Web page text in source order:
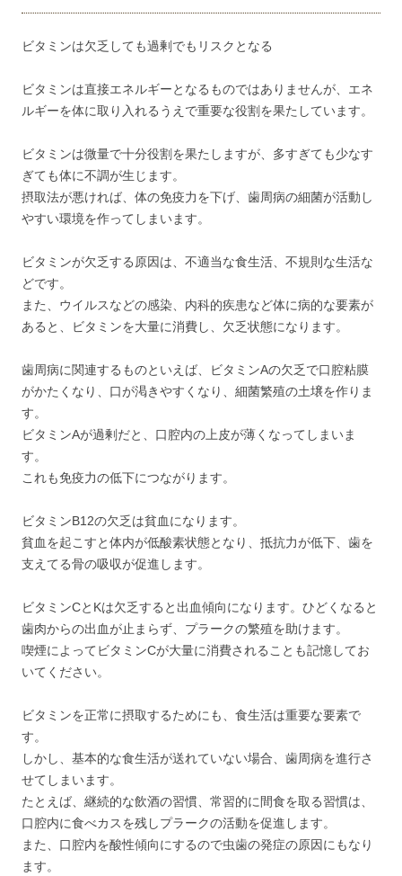
ビタミンは欠乏しても過剰でもリスクとなる
ビタミンは直接エネルギーとなるものではありませんが、エネ
ルギーを体に取り入れるうえで重要な役割を果たしています。
ビタミンは微量で十分役割を果たしますが、多すぎても少なす
ぎても体に不調が生じます。
摂取法が悪ければ、体の免疫力を下げ、歯周病の細菌が活動し
やすい環境を作ってしまいます。
ビタミンが欠乏する原因は、不適当な食生活、不規則な生活な
どです。
また、ウイルスなどの感染、内科的疾患など体に病的な要素が
あると、ビタミンを大量に消費し、欠乏状態になります。
歯周病に関連するものといえば、ビタミンAの欠乏で口腔粘膜
がかたくなり、口が渇きやすくなり、細菌繁殖の土壌を作りま
す。
ビタミンAが過剰だと、口腔内の上皮が薄くなってしまいま
す。
これも免疫力の低下につながります。
ビタミンB12の欠乏は貧血になります。
貧血を起こすと体内が低酸素状態となり、抵抗力が低下、歯を
支えてる骨の吸収が促進します。
ビタミンCとKは欠乏すると出血傾向になります。ひどくなると
歯肉からの出血が止まらず、プラークの繁殖を助けます。
喫煙によってビタミンCが大量に消費されることも記憶してお
いてください。
ビタミンを正常に摂取するためにも、食生活は重要な要素で
す。
しかし、基本的な食生活が送れていない場合、歯周病を進行さ
せてしまいます。
たとえば、継続的な飲酒の習慣、常習的に間食を取る習慣は、
口腔内に食べカスを残しプラークの活動を促進します。
また、口腔内を酸性傾向にするので虫歯の発症の原因にもなり
ます。